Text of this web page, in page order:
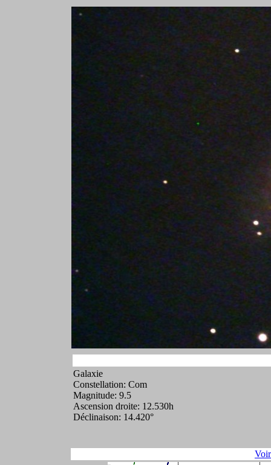
Galaxie
Constellation: Com
Magnitude: 9.5
Ascension droite: 12.530h
Déclinaison: 14.420°